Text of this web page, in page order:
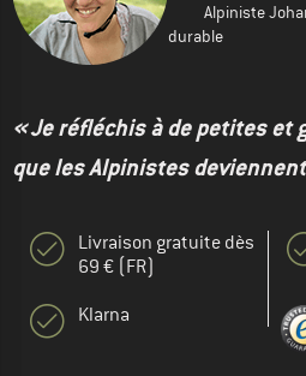
Alpiniste
durable
« Je réfléchis à de petites et
que les Alpinistes
Livraison gratuite dès
69 € (FR)
Klarna